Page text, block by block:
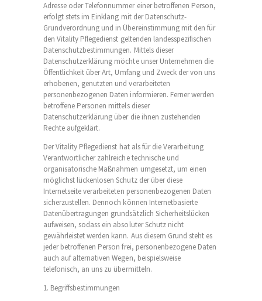
Adresse oder Telefonnummer einer betroffenen Person,
erfolgt stets im Einklang mit der Datenschutz-
Grundverordnung und in Übereinstimmung mit den für
den Vitality Pflegedienst geltenden landesspezifischen
Datenschutzbestimmungen. Mittels dieser
Datenschutzerklärung möchte unser Unternehmen die
Öffentlichkeit über Art, Umfang und Zweck der von uns
erhobenen, genutzten und verarbeiteten
personenbezogenen Daten informieren. Ferner werden
betroffene Personen mittels dieser
Datenschutzerklärung über die ihnen zustehenden
Rechte aufgeklärt.
Der Vitality Pflegedienst hat als für die Verarbeitung
Verantwortlicher zahlreiche technische und
organisatorische Maßnahmen umgesetzt, um einen
möglichst lückenlosen Schutz der über diese
Internetseite verarbeiteten personenbezogenen Daten
sicherzustellen. Dennoch können Internetbasierte
Datenübertragungen grundsätzlich Sicherheitslücken
aufweisen, sodass ein absoluter Schutz nicht
gewährleistet werden kann. Aus diesem Grund steht es
jeder betroffenen Person frei, personenbezogene Daten
auch auf alternativen Wegen, beispielsweise
telefonisch, an uns zu übermitteln.
1. Begriffsbestimmungen